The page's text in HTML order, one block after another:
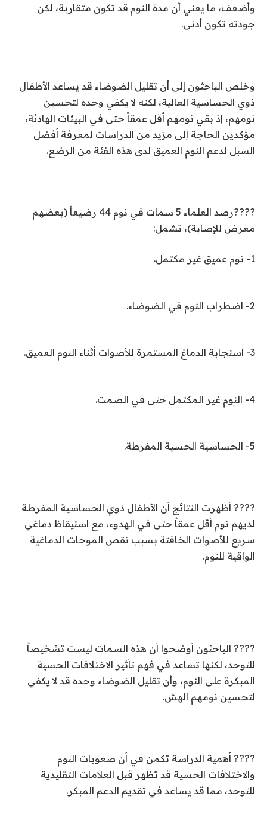
وأضعف، ما يعني أن مدة النوم قد تكون متقاربة، لكن
جودته تكون أدنى.
وخلص الباحثون إلى أن تقليل الضوضاء قد يساعد الأطفال
ذوي الحساسية العالية، لكنه لا يكفي وحده لتحسين
نومهم، إذ بقي نومهم أقل عمقاً حتى في البيئات الهادئة،
مؤكدين الحاجة إلى مزيد من الدراسات لمعرفة أفضل
السبل لدعم النوم العميق لدى هذه الفئة من الرضع.
????رصد العلماء 5 سمات في نوم 44 رضيعاً (بعضهم
معرض للإصابة)، تشمل:
1- نوم عميق غير مكتمل.
2- اضطراب النوم في الضوضاء.
3- استجابة الدماغ المستمرة للأصوات أثناء النوم العميق.
4- النوم غير المكتمل حتى في الصمت.
5- الحساسية الحسية المفرطة.
???? أظهرت النتائج أن الأطفال ذوي الحساسية المفرطة
لديهم نوم أقل عمقاً حتى في الهدوء، مع استيقاظ دماغي
سريع للأصوات الخافتة بسبب نقص الموجات الدماغية
الواقية للنوم.
???? الباحثون أوضحوا أن هذه السمات ليست تشخيصاً
للتوحد، لكنها تساعد في فهم تأثير الاختلافات الحسية
المبكرة على النوم، وأن تقليل الضوضاء وحده قد لا يكفي
لتحسين نومهم الهش.
???? أهمية الدراسة تكمن في أن صعوبات النوم
والاختلافات الحسية قد تظهر قبل العلامات التقليدية
للتوحد، مما قد يساعد في تقديم الدعم المبكر.